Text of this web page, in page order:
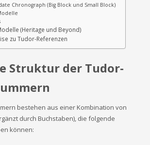
Chronograph (Big Block und Small Block)
(Heritage und Beyond)
zu Tudor-Referenzen
Struktur der Tudor-
bestehen aus einer Kombination von
durch Buchstaben), die folgende
können: